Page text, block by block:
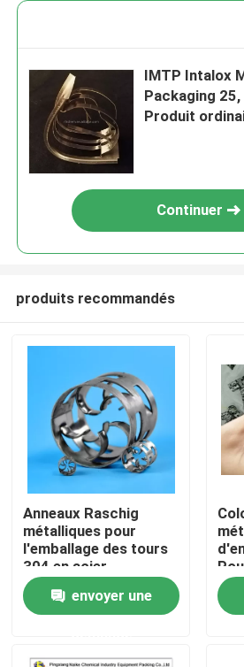
À la maison
Produits
IMTP Intalox
Packaging
Produit
Continuer
produits recommandés
Anneaux Raschig
métalliques pour
l'emballage des tours
304 en acier
inoxydable
envoyer une